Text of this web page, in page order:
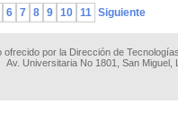
6 7 8 9 10 11 Siguiente
ofrecido por la Dirección de
Av. Universitaria No 1801, San